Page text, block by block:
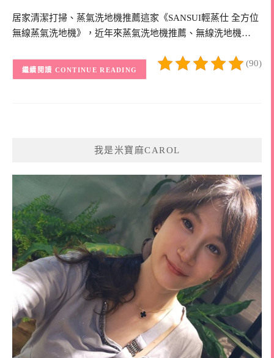
居家清潔打掃、蒸氣洗地機推薦這家《SANSUI輕蒸仕 全方位
無線蒸氣洗地機》，近年來蒸氣洗地機推薦、無線洗地機…
(90)
CONTINUE READING
我是米寶麻CAROL